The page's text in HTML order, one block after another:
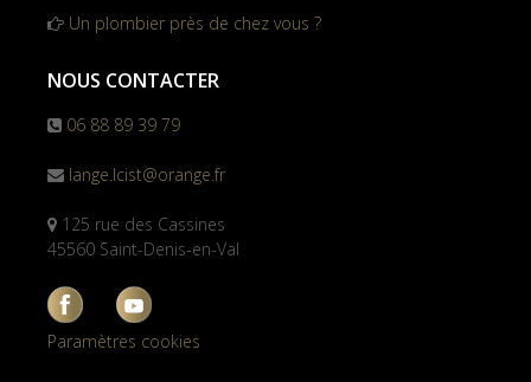
Un plombier près de chez vous ?
NOUS CONTACTER
06 88 89 39 79
lange.lcist@orange.fr
125 rue des Cassines
45560 Saint-Denis-en-Val
Paramètres cookies